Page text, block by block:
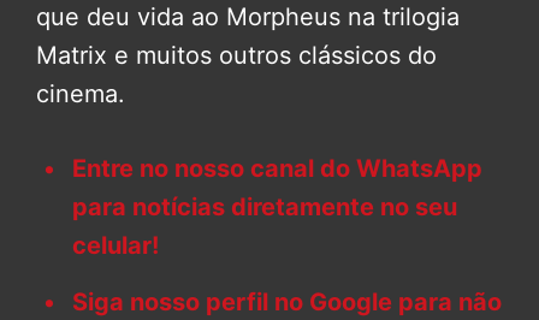
que deu vida ao Morpheus na trilogia
Matrix e muitos outros clássicos do
cinema.
Entre no nosso canal do WhatsApp
para notícias diretamente no seu
celular!
Siga nosso perfil no Google para não